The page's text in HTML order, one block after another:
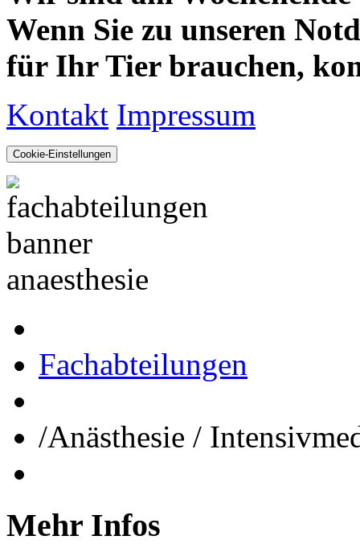
Wenn Sie zu unseren
für Ihr Tier brauchen,
Kontakt Impressum
Cookie-Einstellungen
Fachabteilungen
/Anästhesie /
Mehr Infos